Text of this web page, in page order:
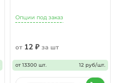
Опции под заказ
от 12 ₽ за шт
от 13300 шт. 12 руб/шт.